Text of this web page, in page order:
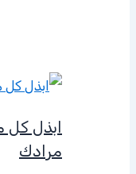
ابذل
مرادك